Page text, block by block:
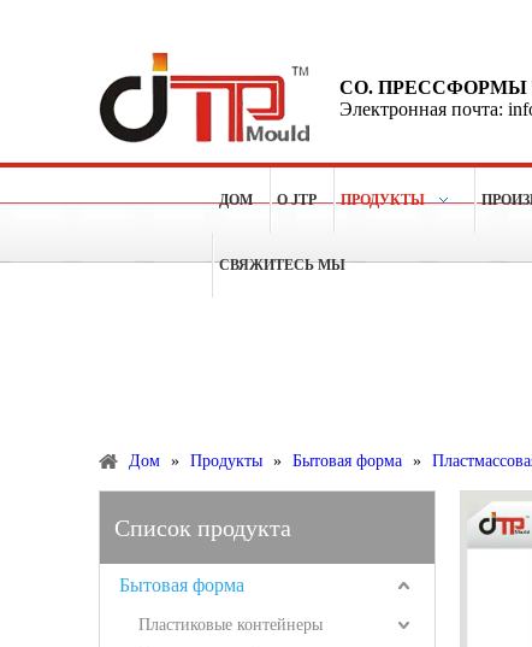
CO. ПРЕССФОРМЫ
Электронная почта:
ДОМ О JTP ПРОДУКТЫ
СВЯЖИТЕСЬ МЫ
Дом » Продукты » Бытовая форма »
Список продукта
Бытовая форма
Пластиковые контейнеры